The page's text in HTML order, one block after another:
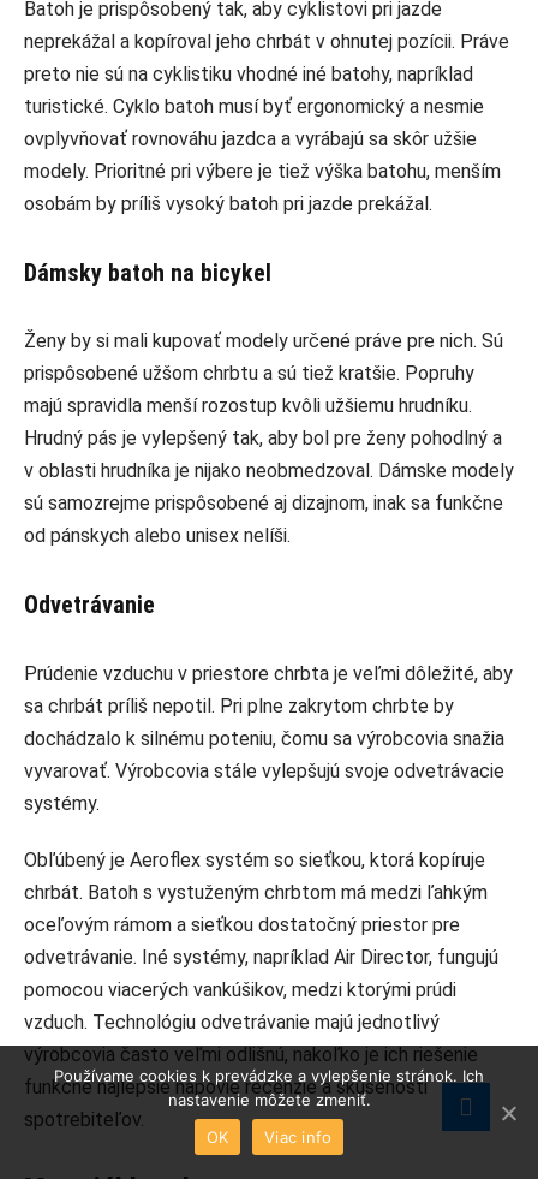
Batoh je prispôsobený tak, aby cyklistovi pri jazde
neprekážal a kopíroval jeho chrbát v ohnutej pozícii. Práve
preto nie sú na cyklistiku vhodné iné batohy, napríklad
turistické. Cyklo batoh musí byť ergonomický a nesmie
ovplyvňovať rovnováhu jazdca a vyrábajú sa skôr užšie
modely. Prioritné pri výbere je tiež výška batohu, menším
osobám by príliš vysoký batoh pri jazde prekážal.
Dámsky batoh na bicykel
Ženy by si mali kupovať modely určené práve pre nich. Sú
prispôsobené užšom chrbtu a sú tiež kratšie. Popruhy
majú spravidla menší rozostup kvôli užšiemu hrudníku.
Hrudný pás je vylepšený tak, aby bol pre ženy pohodlný a
v oblasti hrudníka je nijako neobmedzoval. Dámske modely
sú samozrejme prispôsobené aj dizajnom, inak sa funkčne
od pánskych alebo unisex nelíši.
Odvetrávanie
Prúdenie vzduchu v priestore chrbta je veľmi dôležité, aby
sa chrbát príliš nepotil. Pri plne zakrytom chrbte by
dochádzalo k silnému poteniu, čomu sa výrobcovia snažia
vyvarovať. Výrobcovia stále vylepšujú svoje odvetrávacie
systémy.
Obľúbený je Aeroflex systém so sieťkou, ktorá kopíruje
chrbát. Batoh s vystuženým chrbtom má medzi ľahkým
oceľovým rámom a sieťkou dostatočný priestor pre
odvetrávanie. Iné systémy, napríklad Air Director, fungujú
pomocou viacerých vankúšikov, medzi ktorými prúdi
vzduch. Technológiu odvetrávanie majú jednotlivý
výrobcovia často veľmi odlišnú, nakoľko je ich riešenie
funkčné najlepšie napovie recenzie a skúsenosti
spotrebiteľov.
Používame cookies k prevádzke a vylepšenie stránok. Ich
nastavenie môžete zmeniť.
OK
Viac info